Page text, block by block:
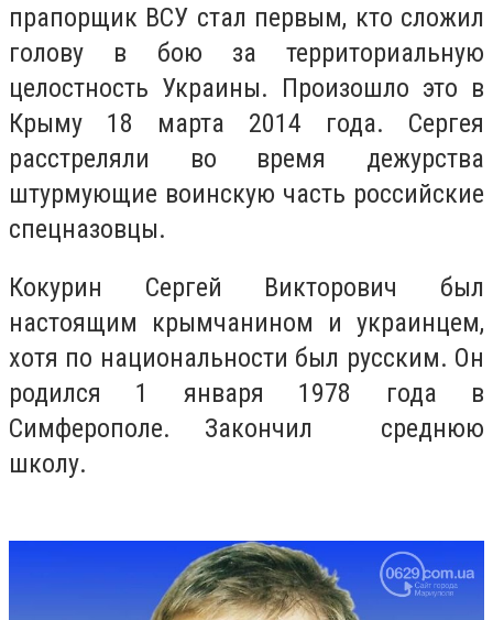
прапорщик ВСУ стал первым, кто сложил
голову в бою за территориальную
целостность Украины. Произошло это в
Крыму 18 марта 2014 года. Сергея
расстреляли во время дежурства
штурмующие воинскую часть российские
спецназовцы.
Кокурин Сергей Викторович был
настоящим крымчанином и украинцем,
хотя по национальности был русским. Он
родился 1 января 1978 года в
Симферополе. Закончил среднюю
школу.